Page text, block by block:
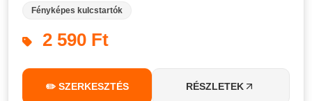
Fényképes kulcstartók
2 590 Ft
✏️ SZERKESZTÉS RÉSZLETEK